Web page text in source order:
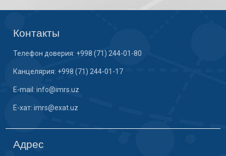
Контакты
Телефон доверия: +998 (71) 244-01-80
Канцелярия: +998 (71) 244-01-17
E-mail: info@imrs.uz
E-хат: imrs@exat.uz
Адрес